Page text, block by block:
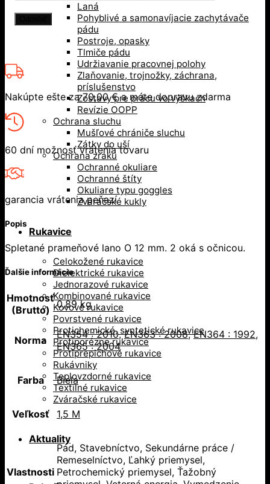
Laná
Pohyblivé a samonavíjacie zachytávače
pádu
Postroje, opasky
Tlmiče pádu
Udržiavanie pracovnej polohy
Zlaňovanie, trojnožky, záchrana,
príslušenstvo
Zostavy pre prácu vo výškach
Revízie OOPP
Ochrana sluchu
Mušľové chrániče sluchu
Zátky do uší
Ochrana zraku
Ochranné okuliare
Ochranné štíty
Okuliare typu goggles
Zváračské kukly
Rukavice
Celokožené rukavice
Dielektrické rukavice
Jednorazové rukavice
Kombinované rukavice
Kovové rukavice
Povrstvené rukavice
Protichemické, syntetické rukavice
Protiporézne rukavice
Protiprepichové rukavice
Rukávniky
Teplovzdorné rukavice
Textilné rukavice
Zváračské rukavice
Aktuality
Nakúpte ešte za70,00€a máte dopravu zdarma
60 dní možnosť vrátenia tovaru
garancia vrátenia peňazí
Popis
Spletané prameňové lano O 12 mm. 2 oká s očnicou.
Ďalšie informácie
Hmotnosť
(Brutto)
0,89 kg
Norma EN354 : 2010,EN363 : 2008,EN364 : 1992,
EN365 : 2004
Farba Biela
Veľkosť 1,5 M
Vlastnosti
Pád, Stavebníctvo, Sekundárne práce /
Remeselníctvo, Ľahký priemysel,
Petrochemický priemysel, Ťažobný